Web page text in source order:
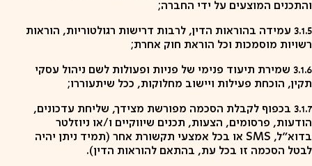
והתכנים המוצעים על ידי החברה;
3.1.5 עמידה בהוראות הדין, לרבות דרישות רגולטוריות, הוראות
רשויות מוסמכות וכל הוראת חוק אחרת;
3.1.6 שמירת תיעוד פנימי של פניות ופעולות לשם ניהול עסקי
תקין, הוכחת פעילות ויישוב מחלוקות, ככל שיתעוררו;
3.1.7 בכפוף לקבלת הסכמה מפורשת מצידך, שליחת עדכונים,
הודעות, פרסומים, הצעות, תכנים שיווקיים ו/או ניוזלטר
בדוא"ל, SMS או בכל אמצעי תקשורת אחר (תמיד ניתן יהיה
לבטל הסכמה זו בכל עת, בהתאם להוראות הדין).